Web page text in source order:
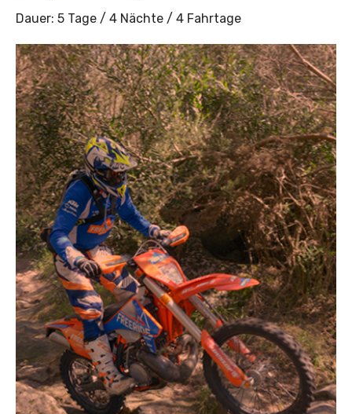
Dauer: 5 Tage / 4 Nächte / 4 Fahrtage